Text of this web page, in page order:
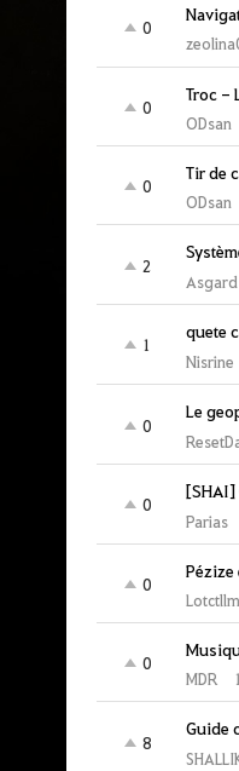
0
0
Troc -
ODsan
0
Tir de
ODsan
2
Asgard
1
quete
Nisrine
0
Le
0
[SHAI]
Parias
0
Lotctllm
0
MDR
8
Guide